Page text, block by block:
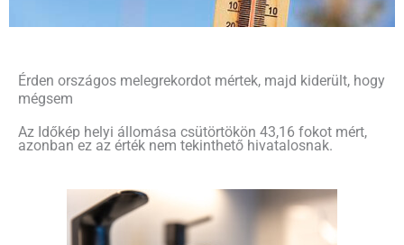
Érden országos melegrekordot mértek, majd kiderült, hogy
mégsem
Az Időkép helyi állomása csütörtökön 43,16 fokot mért,
azonban ez az érték nem tekinthető hivatalosnak.